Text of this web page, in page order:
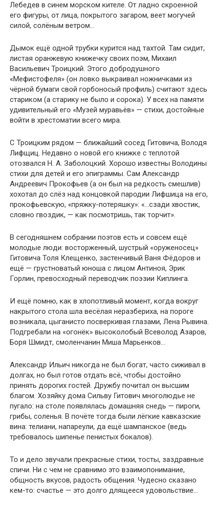
Лебедев в синем морском кителе. От ладно скроенной
его фигуры, от лица, покрытого загаром, веет могучей
силой, солёным ветром…
Дымок ещё одной трубки курится над тахтой. Там сидит,
листая оранжевую книжечку своих поэм, Михаил
Васильевич Троицкий. Этого добродушного
«Мефистофеля» (он ловко выкраивал ножничками из
чёрной бумаги свой горбоносый профиль) считают здесь
стариком (а старику не было и сорока). У всех на памяти
удивительный его «Музей муравьёв» — стихи, достойные
войти в хрестоматии всего мира.
С Троицким рядом — ближайший сосед Гитовича, Володя
Лифщиц. Недавно о новой его книжке с теплотой
отозвался Н. А. Заболоцкий. Хорошо известны Володины
стихи для детей и его эпиграммы. Сам Александр
Андреевич Прокофьев (а он был на редкость смешлив)
хохотал до слёз над концовкой пародии Лифшица на его,
прокофьевскую, «пряжку-потеряшку»: «…сзади хвостик,
словно гвоздик, — как посмотришь, так торчит».
В сегодняшнем собрании поэтов есть и совсем ещё
молодые люди: восторженный, шустрый «оруженосец»
Гитовича Толя Клещенко, застенчивый Ваня Фёдоров и
ещё — грустноватый юноша с лицом Антиноя, Эрик
Горлин, превосходный переводчик поэзии Киплинга.
И ещё помню, как в хлопотливый момент, когда вокруг
накрытого стола шла весёлая неразбериха, на пороге
возникала, цыганисто посверкивая глазами, Лена Рывина.
Подгребали на «огонёк» высоколобый Всеволод Азаров,
Боря Шмидт, смоленчанин Миша Марьенков…
Александр Ильич никогда не был богат, часто сиживал в
долгах, но был готов отдать всё, чтобы достойно
принять дорогих гостей. Дружбу почитал он высшим
благом. Хозяйку дома Сильву Гитович многолюдье не
пугало: на столе появлялась домашняя снедь — пироги,
грибы, соленья. В почёте тогда были лёгкие кавказские
вина: телиани, напареули, да ещё шампанское (ведь
требовалось шипенье пенистых бокалов).
То и дело звучали прекрасные стихи, тосты, заздравные
спичи. Ни с чем не сравнимо это взаимопонимание,
общность вкусов, радость общения. Чудесно сказано
кем-то: счастье — это долго длящееся удовольствие…